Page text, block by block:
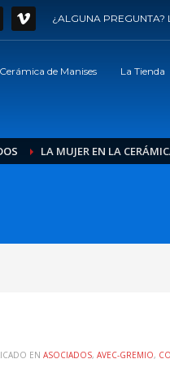
¿ALGUNA PREGUNTA?
Cerámica de Manises La Tienda
LA MUJER EN LA
EN ASOCIADOS, AVEC-GREMIO,